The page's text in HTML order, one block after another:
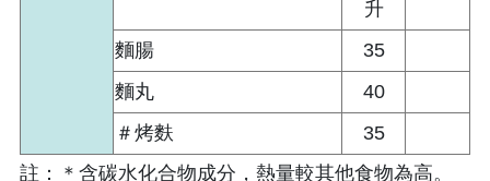
升
麵腸
35
麵丸
40
＃烤麩
35
註：＊含碳水化合物成分，熱量較其他食物為高。